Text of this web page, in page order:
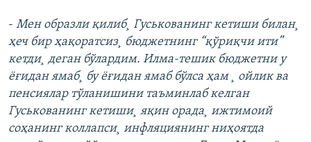
- Мен образли қилиб¸ Гуськованинг кетиши билан¸
ҳеч бир ҳақоратсиз¸ бюджетнинг “қўриқчи ити”
кетди¸ деган бўлардим. Илма-тешик бюджетни у
ëғидан ямаб¸ бу ëғидан ямаб бўлса ҳам ¸ ойлик ва
пенсиялар тўланишини таъминлаб келган
Гуськованинг кетиши¸ яқин орада¸ ижтимоий
соҳанинг коллапси¸ инфляциянинг ниҳоятда